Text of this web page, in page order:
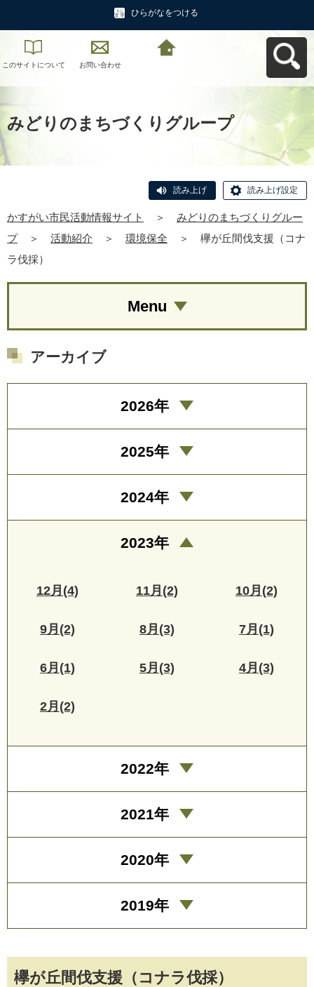
ひらがなをつける
このサイトについて お問い合わせ
みどりのまちづくりグループ
読み上げ 読み上げ設定
かすがい市民活動情報サイト ＞
みどりのまちづくりグルー
プ
＞ 活動紹介 ＞ 環境保全 ＞
欅が丘間伐支援（コナ
ラ伐採）
欅が丘間伐支援（コナラ伐採）
Menu
アーカイブ
2026年
2025年
2024年
2023年
12月(4) 11月(2) 10月(2)
9月(2) 8月(3) 7月(1)
6月(1) 5月(3) 4月(3)
2月(2)
2022年
2021年
2020年
2019年